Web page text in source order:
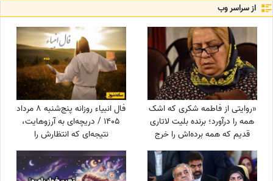
از سراسر وب
«روایتی از فاطمه شکری که اشک
همه را درآورد؛ برنده بلیت لاتاری
قدیم که همه برده‌اش را خرج
دیگران کرد، اکنون بی‌مهری
می‌بیند!»
فال انبیاء روزانه پنج‌شنبه 8 مرداد
1405 / دریچه‌ای به آرزوهایت،
نتیجه‌ای که انتظارش را
می‌کشیدی در راه است، یک
فرصت طلایی، یک لحظه تغییر
زندگی